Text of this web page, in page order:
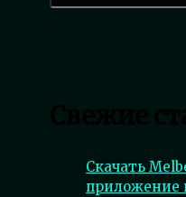
Скачать
приложение